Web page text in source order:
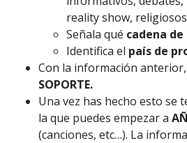
reality show,
Señala qué cadena
Identifica el país de
Con la información anterior,
SOPORTE.
Una vez has hecho esto se
la que puedes empezar a
(canciones, etc…). La